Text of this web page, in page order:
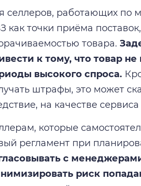
селлеров, работающих по
как точки приёма
товара.
к тому, что товар
высокого спроса.
штрафы, это может
на качестве
которые
регламент при
с
риск